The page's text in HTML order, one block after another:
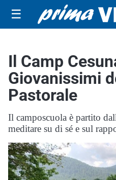
☰
Il Camp
Giovanissimi
Pastorale
Il camposcuola è partito
meditare su di sé e sul